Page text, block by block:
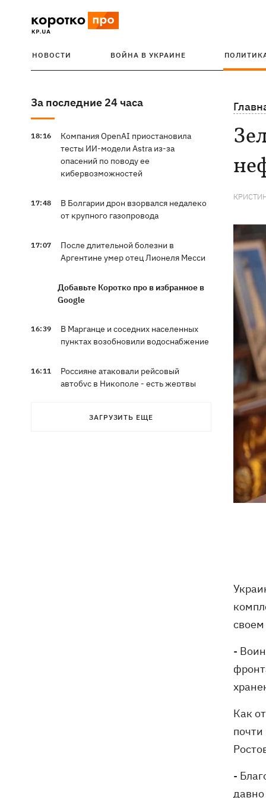
НОВОСТИ ВОЙНА В УКРАИНЕ
За последние 24 часа
18:16
Компания OpenAI приостановила
тесты ИИ-модели Astra из-за
опасений по поводу ее
кибервозможностей
17:48
В Болгарии дрон взорвался недалеко
от крупного газопровода
17:07
После длительной болезни в
Аргентине умер отец Лионеля Месси
Добавьте Коротко про в избранное в
Google
16:39
В Марганце и соседних населенных
пунктах возобновили водоснабжение
16:11
Россияне атаковали рейсовый
автобус в Никополе - есть жертвы
Конец света на 7 секунд: соцсети в
ЗАГРУЗИТЬ ЕЩЕ
своем
-
Как
-